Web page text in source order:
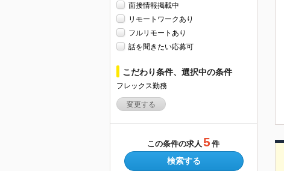
面接情報掲載中
リモートワークあり
フルリモートあり
話を聞きたい応募可
こだわり条件、選択中の条件
フレックス勤務
変更する
この条件の求人 5 件
検索する